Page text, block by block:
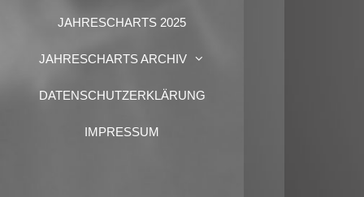
JAHRESCHARTS 2025
JAHRESCHARTS ARCHIV
DATENSCHUTZERKLÄRUNG
IMPRESSUM